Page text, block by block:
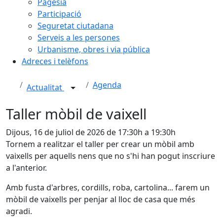
Participació
Seguretat ciutadana
Serveis a les persones
Urbanisme, obres i via pública
Adreces i telèfons
Actualitat Agenda
Taller mòbil de vaixell
Dijous, 16 de juliol de 2026 de 17:30h a 19:30h
Tornem a realitzar el taller per crear un mòbil amb
vaixells per aquells nens que no s'hi han pogut inscriure
a l'anterior.
Amb fusta d'arbres, cordills, roba, cartolina... farem un
mòbil de vaixells per penjar al lloc de casa que més
agradi.